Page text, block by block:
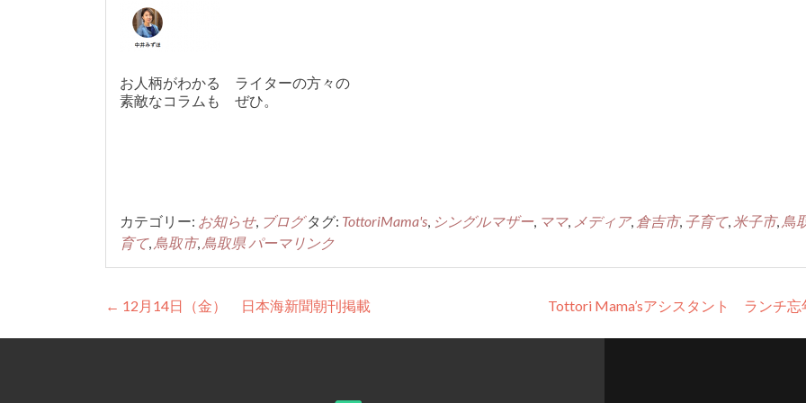
お人柄がわかる ライターの方々の
素敵なコラムも ぜひ。
カテゴリー: お知らせ, ブログタグ: TottoriMama's, シングルマザー, ママ, メディア, 倉吉市, 子育て, 米子市, 鳥
育て, 鳥取市, 鳥取県 パーマリンク
投
稿
← 12月14日（金） 日本海新聞朝刊掲載 Tottori Mama’sアシスタント ランチ忘